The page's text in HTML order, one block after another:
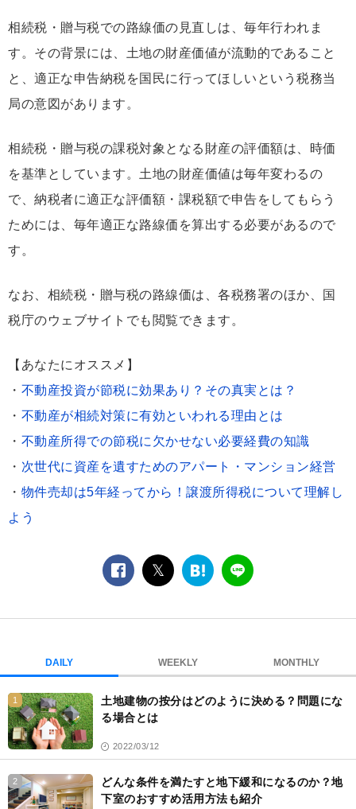
相続税・贈与税での路線価の見直しは、毎年行われま
す。その背景には、土地の財産価値が流動的であること
と、適正な申告納税を国民に行ってほしいという税務当
局の意図があります。
相続税・贈与税の課税対象となる財産の評価額は、時価
を基準としています。土地の財産価値は毎年変わるの
で、納税者に適正な評価額・課税額で申告をしてもらう
ためには、毎年適正な路線価を算出する必要があるので
す。
なお、相続税・贈与税の路線価は、各税務署のほか、国
税庁のウェブサイトでも閲覧できます。
【あなたにオススメ】
・ 不動産投資が節税に効果あり？その真実とは？
・ 不動産が相続対策に有効といわれる理由とは
・ 不動産所得での節税に欠かせない必要経費の知識
・ 次世代に資産を遺すためのアパート・マンション経営
・ 物件売却は5年経ってから！譲渡所得税について理解し
よう
facebook
twitterは
ブ
ク
マ
ク
LINE
DAILY WEEKLY MONTHLY
1
土地建物の按分はどのように決める？問題にな
る場合とは
2022/03/12
2
どんな条件を満たすと地下緩和になるのか？地
下室のおすすめ活用方法も紹介